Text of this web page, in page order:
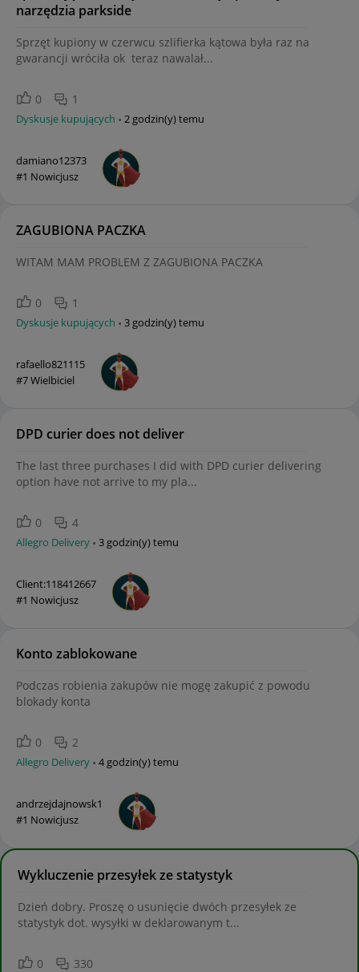
narzędzia parkside
Sprzęt kupiony w czerwcu szlifierka kątowa była raz na
gwarancji wróciła ok teraz nawalał...
0 1
Dyskusje kupujących 2 godzin(y) temu
damiano12373
#1 Nowicjusz
ZAGUBIONA PACZKA
WITAM MAM PROBLEM Z ZAGUBIONA PACZKA
0 1
Dyskusje kupujących 3 godzin(y) temu
rafaello821115
#7 Wielbiciel
DPD curier does not deliver
The last three purchases I did with DPD curier delivering
option have not arrive to my pla...
0 4
Allegro Delivery 3 godzin(y) temu
Client:118412667
#1 Nowicjusz
Konto zablokowane
Podczas robienia zakupów nie mogę zakupić z powodu
blokady konta
0 2
Allegro Delivery 4 godzin(y) temu
andrzejdajnowsk1
#1 Nowicjusz
Wykluczenie przesyłek ze statystyk
Dzień dobry. Proszę o usunięcie dwóch przesyłek ze
statystyk dot. wysyłki w deklarowanym t...
0 330